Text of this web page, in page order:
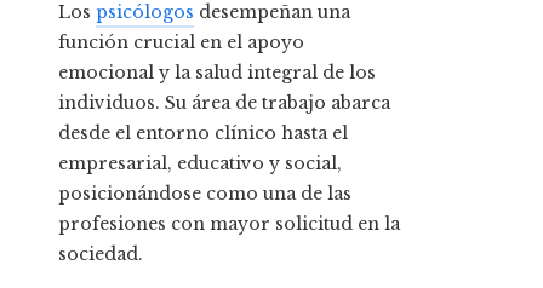
Los psicólogos desempeñan una
función crucial en el apoyo
emocional y la salud integral de los
individuos. Su área de trabajo abarca
desde el entorno clínico hasta el
empresarial, educativo y social,
posicionándose como una de las
profesiones con mayor solicitud en la
sociedad.